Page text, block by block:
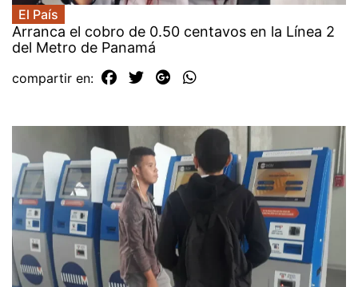
El País
Arranca el cobro de 0.50 centavos en la Línea 2
del Metro de Panamá
compartir en: